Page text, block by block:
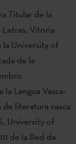
Titular de la
Letras, Vitoria-
la University of
de la
Lengua Vasca-
literatura vasca
University of
de la Red de